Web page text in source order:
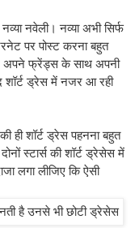
नवेली। नव्या अभी सिर्फ
पर पोस्ट करना बहुत
अपने फ्रेंड्स के साथ अपनी
शॉर्ट ड्रेस में नजर आ रही
ही शॉर्ट ड्रेस पहनना बहुत
स्टार्स की शॉर्ट ड्रेसेस में
लगा लीजिए कि ऐसी